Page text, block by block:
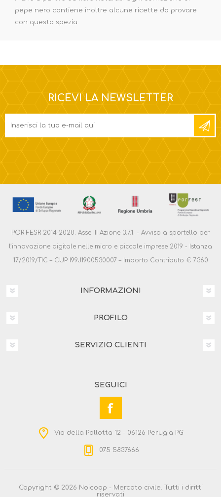
pepe nero contiene inoltre alcune ricette da provare
con questa spezia.
RICEVI LA NEWSLETTER
POR FESR 2014-2020. Asse III Azione 3.7.1. - Avviso a sportello per
l’innovazione digitale nelle micro e piccole imprese 2019 - Istanza
17/2019/TIC – CUP I99J1900530007 – Importo Contributo € 7.360
INFORMAZIONI
PROFILO
SERVIZIO CLIENTI
SEGUICI
Via della Pallotta 12 - 06126 Perugia PG
075 5837666
Copyright © 2026 Noicoop - Mercato civile. Tutti i diritti
riservati